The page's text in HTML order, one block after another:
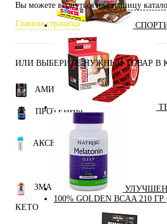
100% GOLDEN BCAA 210
Вы можете вернуться настраницу
Главная страница
ИЛИ ВЫБЕРИТЕ НУЖНЫЙ ТОВАР В
АМИНОКИСЛОТЫ
ПРОТЕИНЫ
АКСЕССУАРЫ
ЗМА (ZMA)
KETO